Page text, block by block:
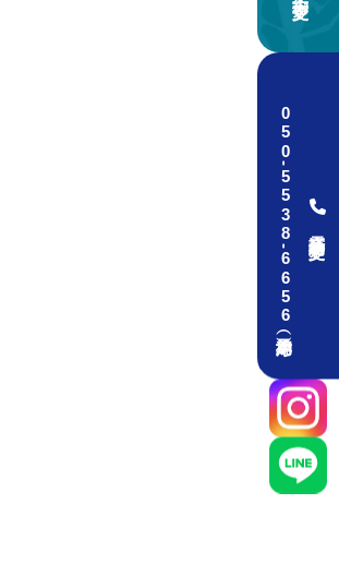
050
-
5538
-
6656（予約専用）